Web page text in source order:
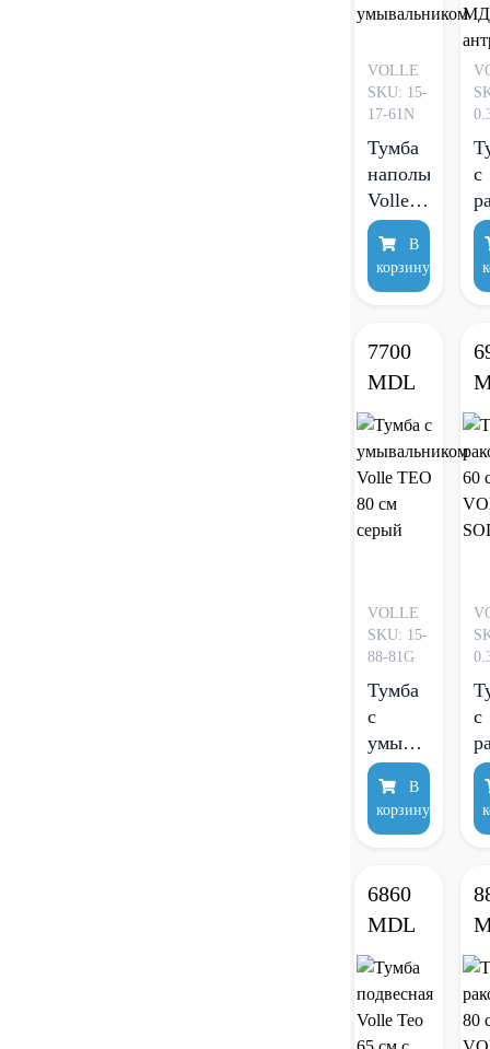
VOLLE
SKU: 15-
17-61N
Тумба
напольная
Volle
Nemo
NEW
60 см с
В
корзину
с
7700
MDL
VOLLE
SKU: 15-
88-81G
Тумба
с
Volle
TEO
80 см
В
корзину
с
6860
MDL